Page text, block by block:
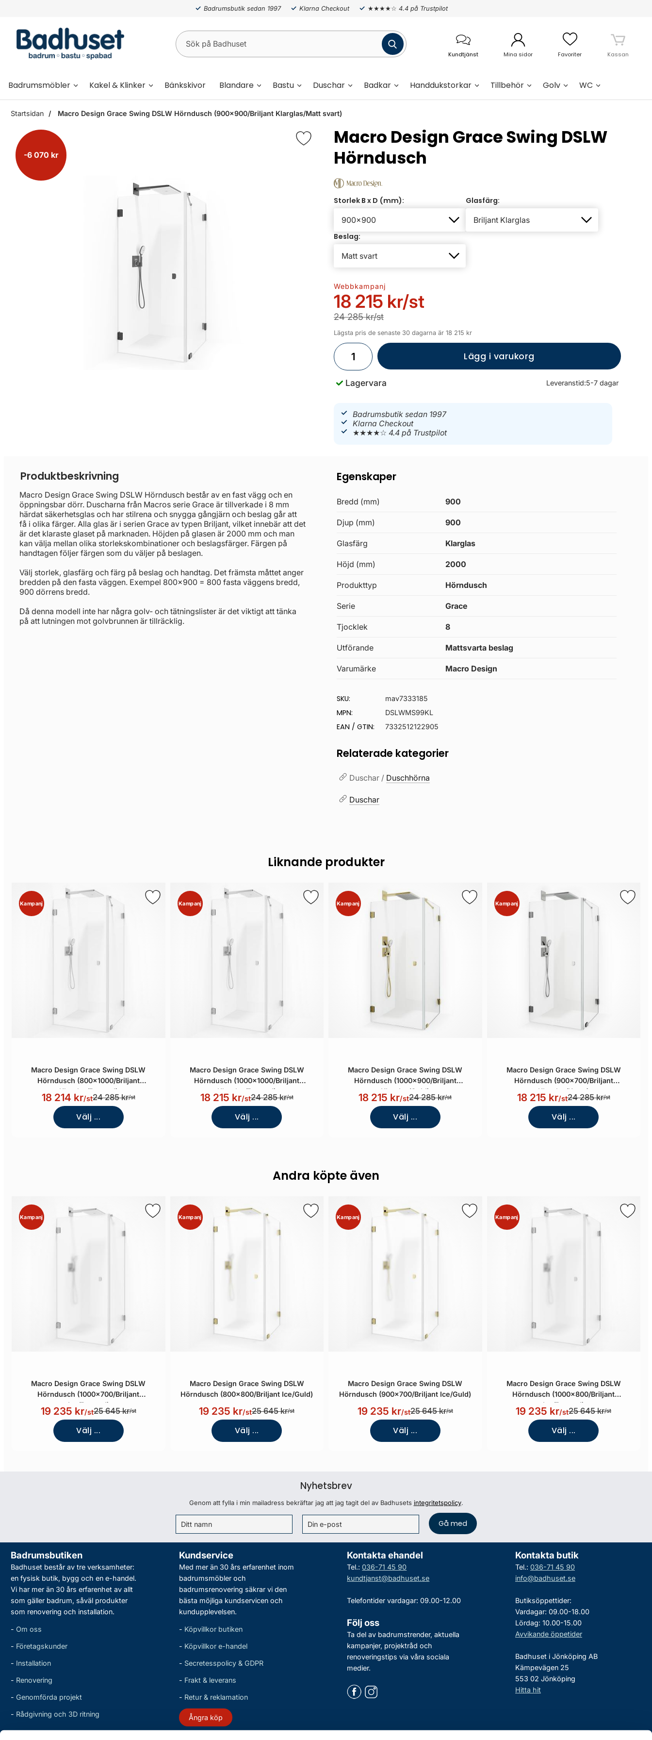
Badrumsbutik sedan 1997 Klarna Checkout ★★★★☆ 4.4 på Trustpilot
Kundtjänst Mina sidor Favoriter Kassan
Badrumsmöbler Kakel & Klinker Bänkskivor Blandare Bastu Duschar Badkar Handdukstorkar Tillbehör Golv WC
Startsidan Macro Design Grace Swing DSLW Hörndusch (900x900/Briljant Klarglas/Matt svart)
-6 070 kr
Macro Design Grace Swing DSLW
Hörndusch
Storlek B x D (mm): Glasfärg:
Beslag:
Webbkampanj
18 215 kr/st
24 285 kr/st
Lägsta pris de senaste 30 dagarna är 18 215 kr
Lägg i varukorg
Lagervara Leveranstid:5-7 dagar
Badrumsbutik sedan 1997
Klarna Checkout
★★★★☆4.4 på Trustpilot
Produktbeskrivning
Macro Design Grace Swing DSLW Hörndusch består av en fast vägg och en
öppningsbar dörr. Duscharna från Macros serie Grace är tillverkade i 8 mm
härdat säkerhetsglas och har stilrena och snygga gångjärn och beslag går att
få i olika färger. Alla glas är i serien Grace av typen Briljant, vilket innebär att det
är det klaraste glaset på marknaden. Höjden på glasen är 2000 mm och man
kan välja mellan olika storlekskombinationer och beslagsfärger. Färgen på
handtagen följer färgen som du väljer på beslagen.
Välj storlek, glasfärg och färg på beslag och handtag. Det främsta måttet anger
bredden på den fasta väggen. Exempel 800x900 = 800 fasta väggens bredd,
900 dörrens bredd.
Då denna modell inte har några golv- och tätningslister är det viktigt att tänka
på att lutningen mot golvbrunnen är tillräcklig.
Egenskaper
Bredd (mm) 900
Djup (mm) 900
Glasfärg Klarglas
Höjd (mm) 2000
Produkttyp Hörndusch
Serie Grace
Tjocklek 8
Utförande Mattsvarta beslag
Varumärke Macro Design
SKU: mav7333185
MPN: DSLWMS99KL
EAN / GTIN: 7332512122905
Relaterade kategorier
Duschar / Duschhörna
Duschar
Liknande produkter
Kampanj
Macro Design Grace Swing DSLW
Hörndusch (800x1000/Briljant
Klarglas/Borstad)
18 214 kr/st24 285 kr/st
Välj ...
Kampanj
Macro Design Grace Swing DSLW
Hörndusch (1000x1000/Briljant
Klarglas/Borstad)
18 215 kr/st24 285 kr/st
Välj ...
Kampanj
Macro Design Grace Swing DSLW
Hörndusch (1000x900/Briljant
Klarglas/Guld)
18 215 kr/st24 285 kr/st
Välj ...
Kampanj
Macro Design Grace Swing DSLW
Hörndusch (900x700/Briljant
Klarglas/Krom)
18 215 kr/st24 285 kr/st
Välj ...
Andra köpte även
Kampanj
Macro Design Grace Swing DSLW
Hörndusch (1000x700/Briljant
Ice/Borstad)
19 235 kr/st25 645 kr/st
Välj ...
Kampanj
Macro Design Grace Swing DSLW
Hörndusch (800x800/Briljant Ice/Guld)
19 235 kr/st25 645 kr/st
Välj ...
Kampanj
Macro Design Grace Swing DSLW
Hörndusch (900x700/Briljant Ice/Guld)
19 235 kr/st25 645 kr/st
Välj ...
Kampanj
Macro Design Grace Swing DSLW
Hörndusch (1000x800/Briljant
Ice/Borstad)
19 235 kr/st25 645 kr/st
Välj ...
Nyhetsbrev
Genom att fylla i min mailadress bekräftar jag att jag tagit del av Badhusets integritetspolicy.
Badrumsbutiken
Badhuset består av tre verksamheter:
en fysisk butik, bygg och en e-handel.
Vi har mer än 30 års erfarenhet av allt
som gäller badrum, såväl produkter
som renovering och installation.
- Om oss
- Företagskunder
- Installation
- Renovering
- Genomförda projekt
- Rådgivning och 3D ritning
Kundservice
Med mer än 30 års erfarenhet inom
badrumsmöbler och
badrumsrenovering säkrar vi den
bästa möjliga kundservicen och
kundupplevelsen.
- Köpvillkor butiken
- Köpvillkor e-handel
- Secretesspolicy & GDPR
- Frakt & leverans
- Retur & reklamation
Ångra köp
Kontakta ehandel
Tel.: 036-71 45 90
kundtjanst@badhuset.se
Telefontider vardagar: 09.00-12.00
Följ oss
Ta del av badrumstrender, aktuella
kampanjer, projektråd och
renoveringstips via våra sociala
medier.
Kontakta butik
Tel.: 036-71 45 90
info@badhuset.se
Butiksöppettider:
Vardagar: 09.00-18.00
Lördag: 10.00-15.00
Avvikande öppetider
Badhuset i Jönköping AB
Kämpevägen 25
553 02 Jönköping
Hitta hit